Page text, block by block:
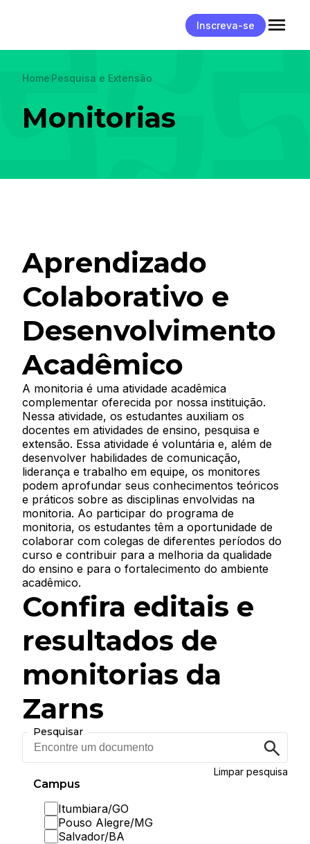
Inscreva-se
Home Pesquisa e Extensão
Monitorias
Aprendizado
Colaborativo e
Desenvolvimento
Acadêmico
A monitoria é uma atividade acadêmica
complementar oferecida por nossa instituição.
Nessa atividade, os estudantes auxiliam os
docentes em atividades de ensino, pesquisa e
extensão. Essa atividade é voluntária e, além de
desenvolver habilidades de comunicação,
liderança e trabalho em equipe, os monitores
podem aprofundar seus conhecimentos teóricos
e práticos sobre as disciplinas envolvidas na
monitoria. Ao participar do programa de
monitoria, os estudantes têm a oportunidade de
colaborar com colegas de diferentes períodos do
curso e contribuir para a melhoria da qualidade
do ensino e para o fortalecimento do ambiente
acadêmico.
Confira editais e
resultados de
monitorias da
Zarns
Pesquisar
Encontre
um
documento
Limpar pesquisa
Campus
Itumbiara/GO
Pouso Alegre/MG
Salvador/BA